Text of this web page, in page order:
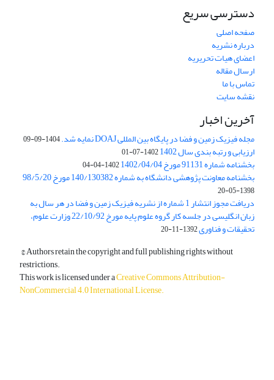
دسترسی سریع
صفحه اصلی
درباره نشریه
اعضای هیات تحریریه
ارسال مقاله
تماس با ما
نقشه سایت
آخرین اخبار
مجله فیزیک زمین و فضا در پایگاه بین المللی DOAJ نمایه شد. 1404-09-09
ارزیابی و رتبه بندی سال 1402 1402-07-01
بخشنامه شماره 91131 مورخ 1402/04/04 1402-04-04
بخشنامه معاونت پژوهشی دانشگاه به شماره 140/130382 مورخ 98/5/20
1398-05-20
دریافت مجوز انتشار 1 شماره از نشریه فیزیک زمین و فضا در هر سال به
زبان انگلیسی در جلسه کار گروه علوم پایه مورخ 22/10/92 وزارت علوم،
تحقیقات و فناوری1392-11-20
© Authors retain the copyright and full publishing rights without
restrictions.
This work is licensed under aCreative Commons Attribution-
NonCommercial 4.0 International License.